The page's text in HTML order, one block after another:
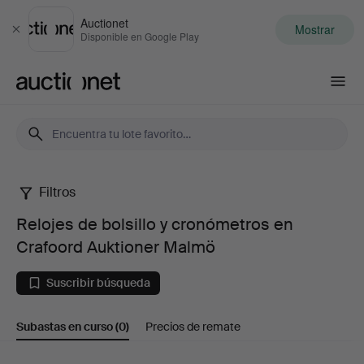
Cerrar
Auctionet
Disponible en Google Play Mostrar
Relojes
de
bolsillo
Filtros
Relojes de bolsillo y cronómetros en
Crafoord Auktioner Malmö
Suscribir búsqueda
Subastas en curso(0) Precios de remate